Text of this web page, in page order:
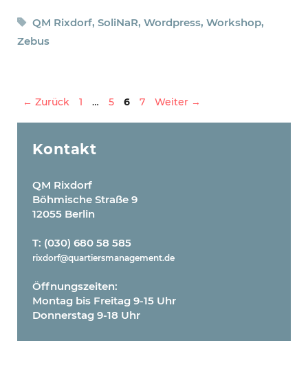
Schlagwörter
QM Rixdorf, SoliNaR, Wordpress, Workshop,
Zebus
← Zurück Seite
1 … Seite
5 Seite
6 Seite
7 Weiter →
Kontakt
QM Rixdorf
Böhmische Straße 9
12055 Berlin
T: (030) 680 58 585
rixdorf@quartiersmanagement.de
Öffnungszeiten:
Montag bis Freitag 9-15 Uhr
Donnerstag 9-18 Uhr